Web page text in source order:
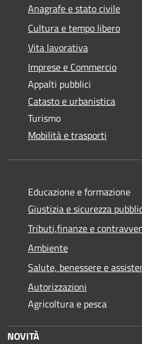
Anagrafe e stato civile
Cultura e tempo libero
Vita lavorativa
Imprese e Commercio
Appalti pubblici
Catasto e urbanistica
Turismo
Mobilità e trasporti
Educazione e formazione
Giustizia e sicurezza
Tributi,finanze e
Ambiente
Salute, benessere e
Autorizzazioni
Agricoltura e pesca
NOVITÀ